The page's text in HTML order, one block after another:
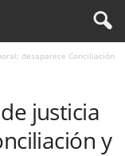
desaparece Conciliación
justicia
y